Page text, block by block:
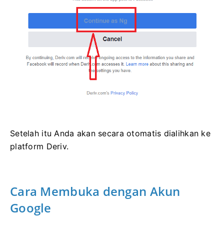
Setelah itu Anda akan secara otomatis dialihkan ke
platform Deriv.
Cara Membuka dengan Akun
Google